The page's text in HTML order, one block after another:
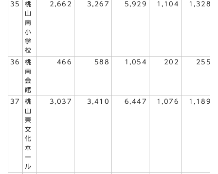
35
桃
山
南
小
学
校
2,662 3,267 5,929 1,104 1,328
36
桃
南
会
館
466 588 1,054 202 255
37
桃
山
東
文
化
ホ
ー
ル
3,037 3,410 6,447 1,076 1,189